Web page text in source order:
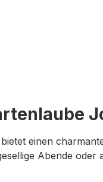
einen
Abende oder